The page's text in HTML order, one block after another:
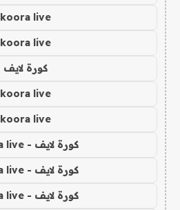
koora live
koora live
كورة لايف
koora live
koora live
كورة لايف - koora live
كورة لايف - koora live
كورة لايف - koora live